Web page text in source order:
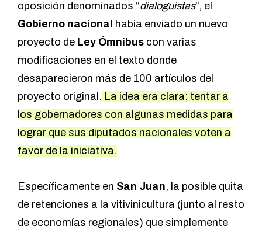
oposición denominados “dialoguistas”, el
Gobierno nacional había enviado un nuevo
proyecto de Ley Ómnibus con varias
modificaciones en el texto donde
desaparecieron más de 100 artículos del
proyecto original. La idea era clara: tentar a
los gobernadores con algunas medidas para
lograr que sus diputados nacionales voten a
favor de la iniciativa.
Específicamente en San Juan, la posible quita
de retenciones a la vitivinicultura (junto al resto
de economías regionales) que simplemente